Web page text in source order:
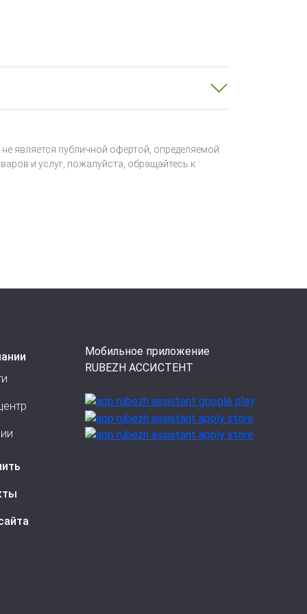
Стоимость встроенного
является публичной офертой, определяемой
и услуг, пожалуйста, обращайтесь к
Мобильное приложение
RUBEZH АССИСТЕНТ